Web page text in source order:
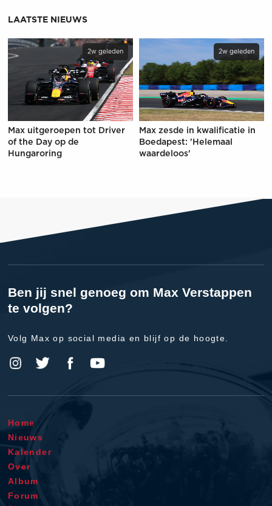
LAATSTE NIEUWS
2w geleden
Max uitgeroepen tot Driver
of the Day op de
Hungaroring
2w geleden
Max zesde in kwalificatie in
Boedapest: 'Helemaal
waardeloos'
Ben jij snel genoeg om Max Verstappen
te volgen?
Volg Max op social media en blijf op de hoogte.
Home
Nieuws
Kalender
Over
Album
Forum